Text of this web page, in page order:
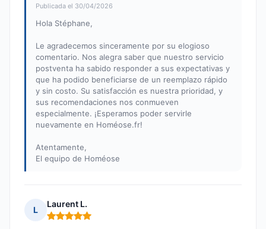
Publicada el 30/04/2026
Hola Stéphane,
Le agradecemos sinceramente por su elogioso
comentario. Nos alegra saber que nuestro servicio
postventa ha sabido responder a sus expectativas y
que ha podido beneficiarse de un reemplazo rápido
y sin costo. Su satisfacción es nuestra prioridad, y
sus recomendaciones nos conmueven
especialmente. ¡Esperamos poder servirle
nuevamente en Homéose.fr!
Atentamente,
El equipo de Homéose
L
Laurent L.
Nota: 5 de 5